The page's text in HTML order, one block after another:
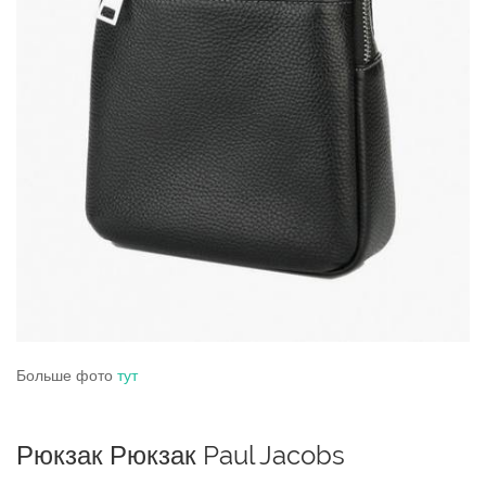
Больше фото тут
Рюкзак Рюкзак Paul Jacobs